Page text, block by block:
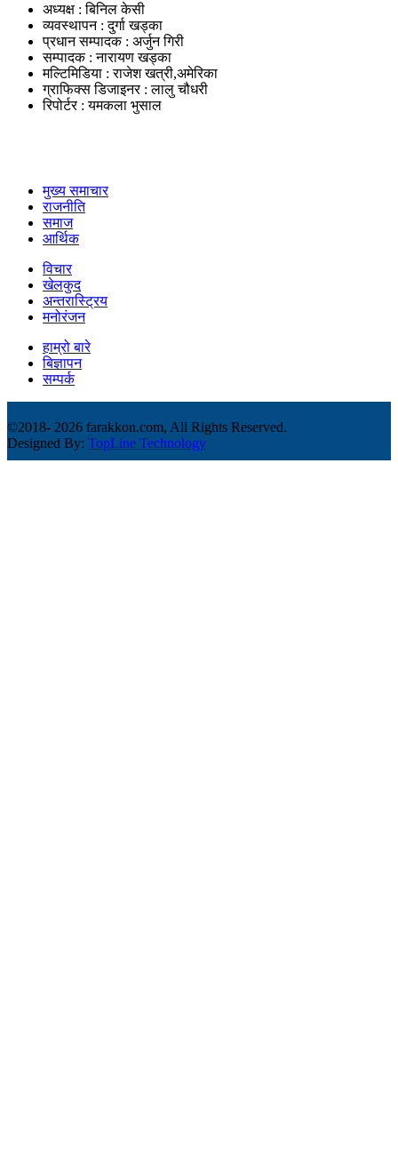
अध्यक्ष : बिनिल केसी
व्यवस्थापन : दुर्गा खड्का
प्रधान सम्पादक : अर्जुन गिरी
सम्पादक : नारायण खड्का
मल्टिमिडिया : राजेश खत्री,अमेरिका
ग्राफिक्स डिजाइनर : लालु चौधरी
रिपोर्टर : यमकला भुसाल
मुख्य समाचार
राजनीति
समाज
आर्थिक
विचार
खेलकुद
अन्तरास्ट्रिय
मनोरंजन
हाम्रो बारे
बिज्ञापन
सम्पर्क
©2018- 2026 farakkon.com, All Rights Reserved.
Designed By: TopLine Technology